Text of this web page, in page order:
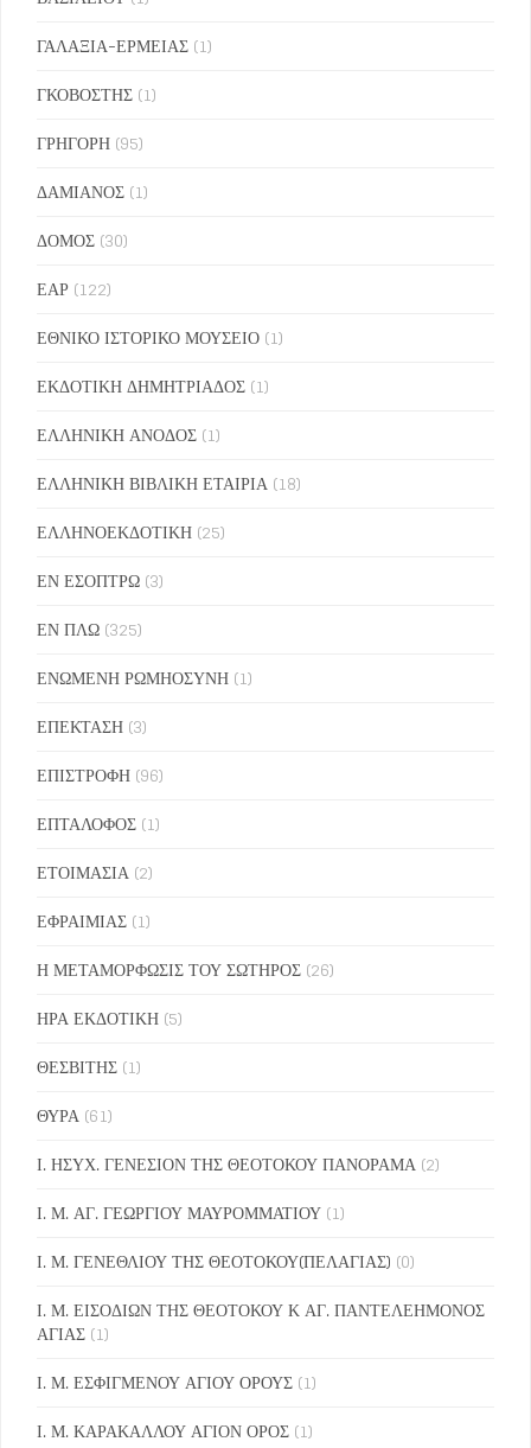
ΓΑΛΑΞΙΑ-ΕΡΜΕΙΑΣ (1)
ΓΚΟΒΟΣΤΗΣ (1)
ΓΡΗΓΟΡΗ (95)
ΔΑΜΙΑΝΟΣ (1)
ΔΟΜΟΣ (30)
ΕΑΡ (122)
ΕΘΝΙΚΟ ΙΣΤΟΡΙΚΟ ΜΟΥΣΕΙΟ (1)
ΕΚΔΟΤΙΚΗ ΔΗΜΗΤΡΙΑΔΟΣ (1)
ΕΛΛΗΝΙΚΗ ΑΝΟΔΟΣ (1)
ΕΛΛΗΝΙΚΗ ΒΙΒΛΙΚΗ ΕΤΑΙΡΙΑ (18)
ΕΛΛΗΝΟΕΚΔΟΤΙΚΗ (25)
ΕΝ ΕΣΟΠΤΡΩ (3)
ΕΝ ΠΛΩ (325)
ΕΝΩΜΕΝΗ ΡΩΜΗΟΣΥΝΗ (1)
ΕΠΕΚΤΑΣΗ (3)
ΕΠΙΣΤΡΟΦΗ (96)
ΕΠΤΑΛΟΦΟΣ (1)
ΕΤΟΙΜΑΣΙΑ (2)
ΕΦΡΑΙΜΙΑΣ (1)
Η ΜΕΤΑΜΟΡΦΩΣΙΣ ΤΟΥ ΣΩΤΗΡΟΣ (26)
ΗΡΑ ΕΚΔΟΤΙΚΗ (5)
ΘΕΣΒΙΤΗΣ (1)
ΘΥΡΑ (61)
Ι. ΗΣΥΧ. ΓΕΝΕΣΙΟΝ ΤΗΣ ΘΕΟΤΟΚΟΥ ΠΑΝΟΡΑΜΑ (2)
Ι. Μ. ΑΓ. ΓΕΩΡΓΙΟΥ ΜΑΥΡΟΜΜΑΤΙΟΥ (1)
Ι. Μ. ΓΕΝΕΘΛΙΟΥ ΤΗΣ ΘΕΟΤΟΚΟΥ(ΠΕΛΑΓΙΑΣ) (0)
Ι. Μ. ΕΙΣΟΔΙΩΝ ΤΗΣ ΘΕΟΤΟΚΟΥ Κ ΑΓ. ΠΑΝΤΕΛΕΗΜΟΝΟΣ
ΑΓΙΑΣ (1)
Ι. Μ. ΕΣΦΙΓΜΕΝΟΥ ΑΓΙΟΥ ΟΡΟΥΣ (1)
Ι. Μ. ΚΑΡΑΚΑΛΛΟΥ ΑΓΙΟΝ ΟΡΟΣ (1)